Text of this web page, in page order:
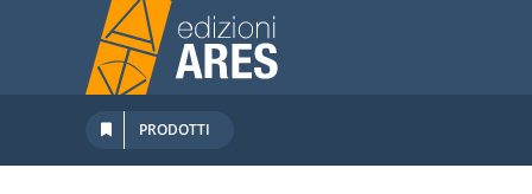
contenuto
PRODOTTI